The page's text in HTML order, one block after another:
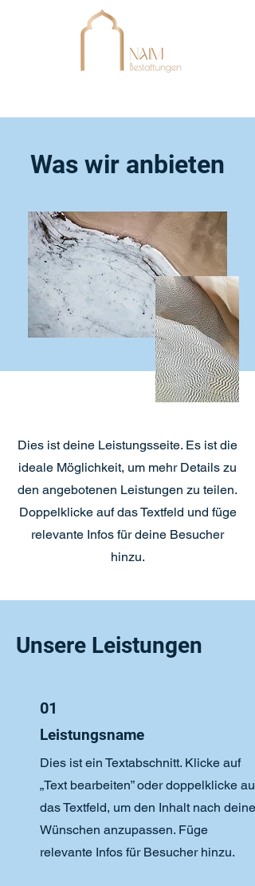
Was wir anbieten
Dies ist deine Leistungsseite. Es ist die
ideale Möglichkeit, um mehr Details zu
den angebotenen Leistungen zu teilen.
Doppelklicke auf das Textfeld und füge
relevante Infos für deine Besucher
hinzu.
Unsere Leistungen
01
Leistungsname
Dies ist ein Textabschnitt. Klicke auf
„Text bearbeiten” oder doppelklicke auf
das Textfeld, um den Inhalt nach deinen
Wünschen anzupassen. Füge
relevante Infos für Besucher hinzu.